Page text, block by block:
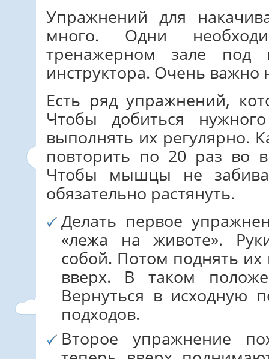
Упражнений для
много. Одни
тренажерном зале под
инструктора. Очень важно
Есть ряд упражнений,
Чтобы добиться
выполнять их регулярно.
повторить по 20 раз во
Чтобы мышцы не
обязательно растянуть.
Делать первое
«лежа на животе».
собой. Потом поднять
вверх. В таком
Вернуться в исходную
подходов.
Второе упражнение